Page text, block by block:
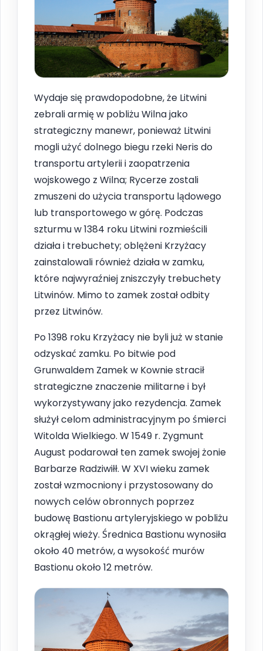
Wydaje się prawdopodobne, że Litwini
zebrali armię w pobliżu Wilna jako
strategiczny manewr, ponieważ Litwini
mogli użyć dolnego biegu rzeki Neris do
transportu artylerii i zaopatrzenia
wojskowego z Wilna; Rycerze zostali
zmuszeni do użycia transportu lądowego
lub transportowego w górę. Podczas
szturmu w 1384 roku Litwini rozmieścili
działa i trebuchety; oblężeni Krzyżacy
zainstalowali również działa w zamku,
które najwyraźniej zniszczyły trebuchety
Litwinów. Mimo to zamek został odbity
przez Litwinów.
Po 1398 roku Krzyżacy nie byli już w stanie
odzyskać zamku. Po bitwie pod
Grunwaldem Zamek w Kownie stracił
strategiczne znaczenie militarne i był
wykorzystywany jako rezydencja. Zamek
służył celom administracyjnym po śmierci
Witolda Wielkiego. W 1549 r. Zygmunt
August podarował ten zamek swojej żonie
Barbarze Radziwiłł. W XVI wieku zamek
został wzmocniony i przystosowany do
nowych celów obronnych poprzez
budowę Bastionu artyleryjskiego w pobliżu
okrągłej wieży. Średnica Bastionu wynosiła
około 40 metrów, a wysokość murów
Bastionu około 12 metrów.